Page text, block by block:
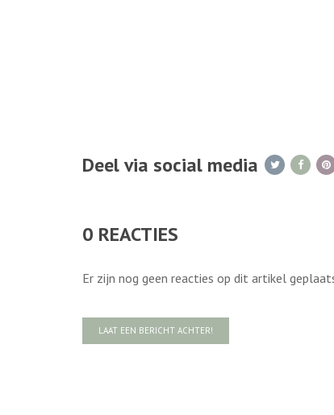
Deel via social media
0 REACTIES
Er zijn nog geen reacties op dit artikel
LAAT EEN BERICHT ACHTER!